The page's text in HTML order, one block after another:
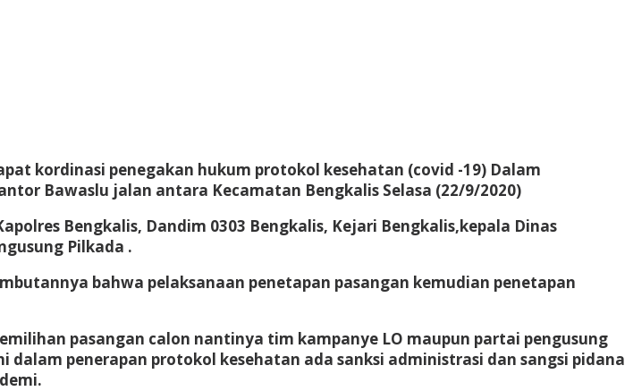
kordinasi penegakan hukum protokol kesehatan (covid -19) Dalam
Bawaslu jalan antara Kecamatan Bengkalis Selasa (22/9/2020)
Bengkalis, Dandim 0303 Bengkalis, Kejari Bengkalis,kepala Dinas
Pilkada .
bahwa pelaksanaan penetapan pasangan kemudian penetapan
pasangan calon nantinya tim kampanye LO maupun partai pengusung
penerapan protokol kesehatan ada sanksi administrasi dan sangsi pidana